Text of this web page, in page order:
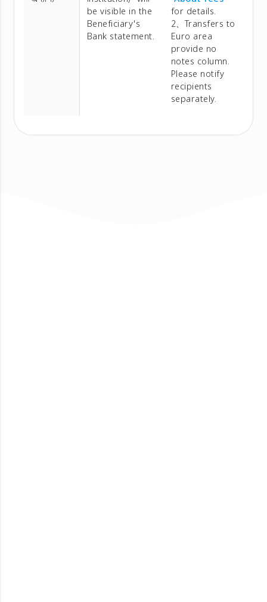
be visible in the
Beneficiary's
Bank statement.
for details.
2、Transfers to
Euro area
provide no
notes column.
Please notify
recipients
separately.